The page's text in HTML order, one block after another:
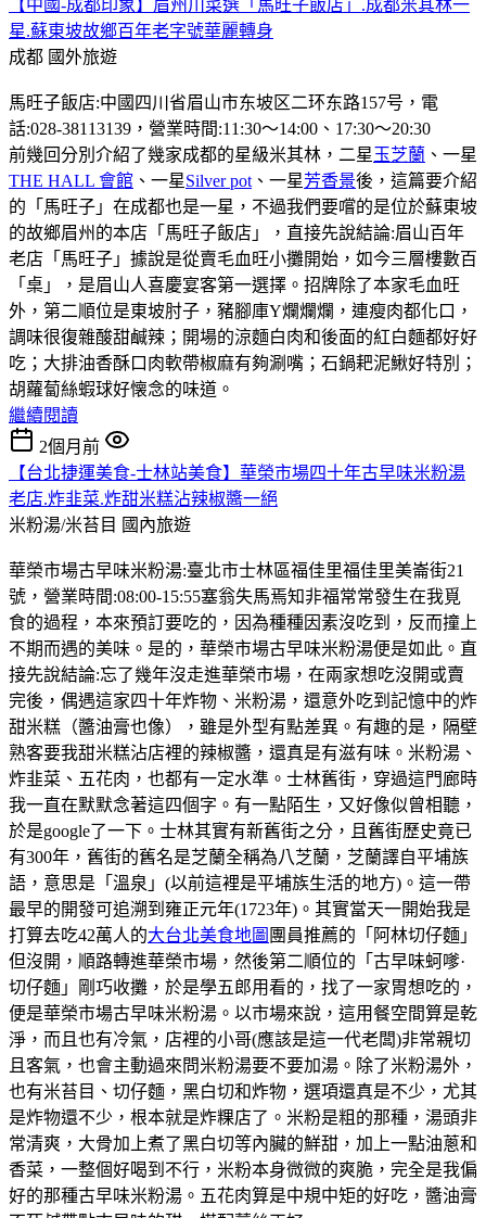
【中國-成都印象】眉州川菜選「馬旺子飯店」.成都米其林一
星.蘇東坡故鄉百年老字號華麗轉身
成都 國外旅遊
馬旺子飯店:中國四川省眉山市东坡区二环东路157号，電
話:028-38113139，營業時間:11:30〜14:00、17:30〜20:30
前幾回分別介紹了幾家成都的星級米其林，二星 玉芝蘭 、一星
THE HALL 會館 、一星Silver pot 、一星芳香景後，這篇要介紹
的「馬旺子」在成都也是一星，不過我們要嚐的是位於蘇東坡
的故鄉眉州的本店「馬旺子飯店」，直接先說結論:眉山百年
老店「馬旺子」據說是從賣毛血旺小攤開始，如今三層樓數百
「桌」，是眉山人喜慶宴客第一選擇。招牌除了本家毛血旺
外，第二順位是東坡肘子，豬腳庫Y爛爛爛，連瘦肉都化口，
調味很復雜酸甜鹹辣；開場的涼麵白肉和後面的紅白麵都好好
吃；大排油香酥口肉軟帶椒麻有夠涮嘴；石鍋耙泥鰍好特別；
胡蘿蔔絲蝦球好懐念的味道。
繼續閱讀
2個月前
【台北捷運美食-士林站美食】華榮市場四十年古早味米粉湯
老店.炸韭菜.炸甜米糕沾辣椒醬一絕
米粉湯/米苔目 國內旅遊
華榮市場古早味米粉湯:臺北市士林區福佳里福佳里美崙街21
號，營業時間:08:00-15:55塞翁失馬焉知非福常常發生在我覓
食的過程，本來預訂要吃的，因為種種因素沒吃到，反而撞上
不期而遇的美味。是的，華榮市場古早味米粉湯便是如此。直
接先說結論:忘了幾年沒走進華榮市場，在兩家想吃沒開或賣
完後，偶遇這家四十年炸物、米粉湯，還意外吃到記憶中的炸
甜米糕（醬油膏也像），雖是外型有點差異。有趣的是，隔壁
熟客要我甜米糕沾店裡的辣椒醬，還真是有滋有味。米粉湯、
炸韭菜、五花肉，也都有一定水準。士林舊街，穿過這門廊時
我一直在默默念著這四個字。有一點陌生，又好像似曾相聽，
於是google了一下。士林其實有新舊街之分，且舊街歷史竟已
有300年，舊街的舊名是芝蘭全稱為八芝蘭，芝蘭譯自平埔族
語，意思是「溫泉」(以前這裡是平埔族生活的地方)。這一帶
最早的開發可追溯到雍正元年(1723年)。其實當天一開始我是
打算去吃42萬人的大台北美食地圖 團員推薦的「阿林切仔麵」
但沒開，順路轉進華榮市場，然後第二順位的「古早味蚵嗲·
切仔麵」剛巧收攤，於是學五郎用看的，找了一家胃想吃的，
便是華榮市場古早味米粉湯。以市場來說，這用餐空間算是乾
淨，而且也有冷氣，店裡的小哥(應該是這一代老闆)非常親切
且客氣，也會主動過來問米粉湯要不要加湯。除了米粉湯外，
也有米苔目、切仔麵，黑白切和炸物，選項還真是不少，尤其
是炸物還不少，根本就是炸粿店了。米粉是粗的那種，湯頭非
常清爽，大骨加上煮了黑白切等內臟的鮮甜，加上一點油蔥和
香菜，一整個好喝到不行，米粉本身微微的爽脆，完全是我偏
好的那種古早味米粉湯。五花肉算是中規中矩的好吃，醬油膏